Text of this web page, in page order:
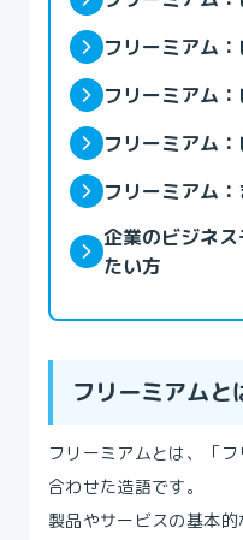
フリーミアム
フリーミアム
フリーミアム
フリーミアム
企業のビジネ
たい方
フリーミアムと
フリーミアムとは、「
合わせた造語です。
製品やサービスの基本